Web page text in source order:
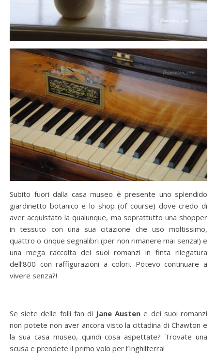
Subito fuori dalla casa museo è presente uno splendido
giardinetto botanico e lo shop (of course) dove credo di
aver acquistato la qualunque, ma soprattutto una shopper
in tessuto con una sua citazione che uso moltissimo,
quattro o cinque segnalibri (per non rimanere mai senza!) e
una mega raccolta dei suoi romanzi in finta rilegatura
dell’800 con raffigurazioni a colori. Potevo continuare a
vivere senza?!
Se siete delle folli fan di Jane Austen e dei suoi romanzi
non potete non aver ancora visto la cittadina di Chawton e
la sua casa museo, quindi cosa aspettate? Trovate una
scusa e prendete il primo volo per l’Inghilterra!